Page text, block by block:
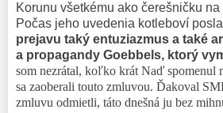
Korunu všetkému ako čerešničku
Počas jeho uvedenia kotleboví
prejavu taký entuziazmus a také
a propagandy Goebbels, ktorý
som nezrátal, koľko krát Naď spomenul
sa zaoberali touto zmluvou. Ďakoval
zmluvu odmietli, táto dnešná ju bez